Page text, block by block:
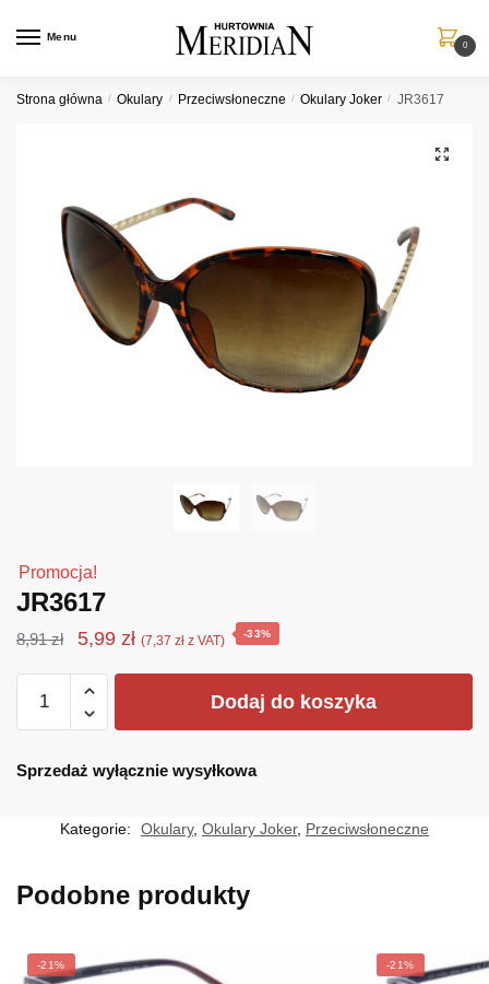
Menu
0
Strona główna / Okulary / Przeciwsłoneczne / Okulary Joker / JR3617
Promocja!
JR3617
8,91zł
Pierwotna
cena
wynosiła:
8,91 zł.
5,99 złAktualna
cena
5,99 zł.
(7,37 zł z VAT) -33%
JR3617
Dodaj do koszyka
Sprzedaż wyłącznie wysyłkowa
Kategorie: Okulary, Okulary Joker, Przeciwsłoneczne
Podobne produkty
-21% -21%